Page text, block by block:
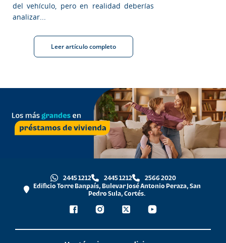
del vehículo, pero en realidad deberías
analizar...
Leer artículo completo
2445 1212 2445 1212
2566 2020
Edificio Torre Banpaís, Bulevar José Antonio Peraza, San
Pedro Sula, Cortés.